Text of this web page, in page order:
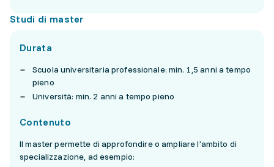
Studi di master
Durata
Scuola universitaria professionale: min. 1,5 anni a tempo
pieno
Università: min. 2 anni a tempo pieno
Contenuto
Il master permette di approfondire o ampliare l’ambito di
specializzazione, ad esempio: